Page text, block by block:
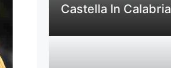
Castella In Calabria